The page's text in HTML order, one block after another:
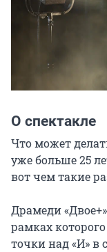
О спектакле
Что может
уже больше 25
вот чем такие
Драмеди
рамках
точки над «И» в